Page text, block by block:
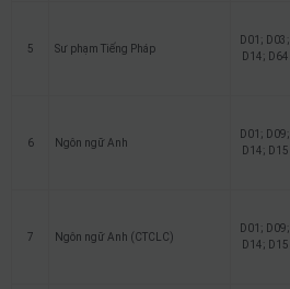
5 Sư phạm Tiếng Pháp
D01; D03;
D14; D64
6 Ngôn ngữ Anh
D01; D09;
D14; D15
7 Ngôn ngữ Anh (CTCLC)
D01; D09;
D14; D15